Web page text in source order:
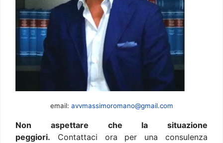
email: avvmassimoromano@gmail.com
Non aspettare che la situazione
peggiori. Contattaci ora per una consulenza